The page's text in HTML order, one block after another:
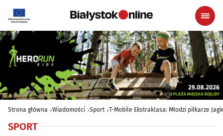
Strona główna Wiadomości Sport T-Mobile Ekstraklasa: Młodzi piłkarze
SPORT